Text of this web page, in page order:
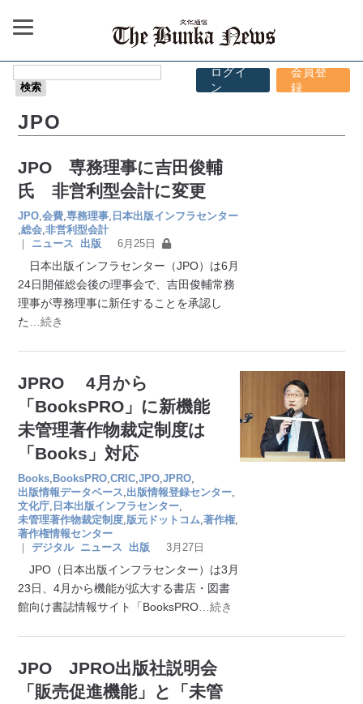
ログイ
ン
会員登
録
JPO
JPO 専務理事に吉田俊輔
氏 非営利型会計に変更
JPO ,会費 ,専務理事 日本出版インフラセンター
,総会 ,非営利型会計
｜
ニュース 出版 6月25日
日本出版インフラセンター（JPO）は6月
24日開催総会後の理事会で、吉田俊輔常務
理事が専務理事に新任することを承認し
た
…続き
JPRO 4月から
「BooksPRO」に新機能
未管理著作物裁定制度は
「Books」対応
Books BooksPRO ,CRIC ,JPO ,JPRO
出版情報データベース 出版情報登録センター
文化庁 日本出版インフラセンター
未管理著作物裁定制度 版元ドットコム ,著作権
著作権情報センター
｜
デジタル ニュース 出版 3月27日
JPO（日本出版インフラセンター）は3月
23日、4月から機能が拡大する書店・図書
館向け書誌情報サイト「BooksPRO …続き
JPO JPRO出版社説明会
「販売促進機能」と「未管